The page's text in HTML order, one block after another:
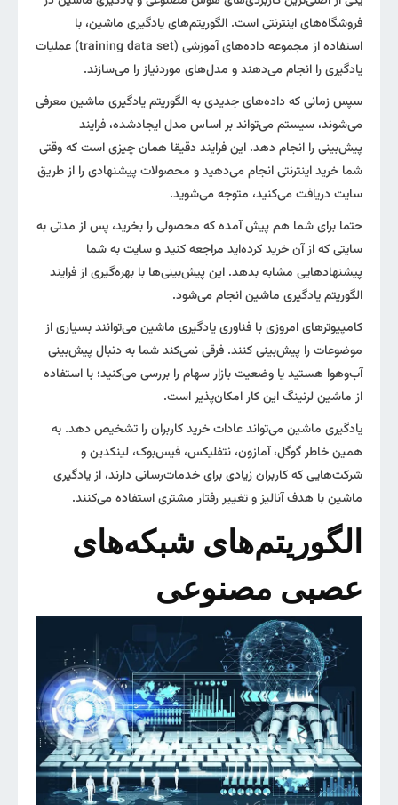
فروشگاه‌های اینترنتی است. الگوریتم‌های یادگیری ماشین، با
استفاده از مجموعه داده‌های آموزشی (training data set) عملیات
یادگیری را انجام می‌دهند و مدل‌های موردنیاز را می‌سازند.
سپس زمانی که داده‌های جدیدی به الگوریتم یادگیری ماشین معرفی
می‌شوند، سیستم می‌تواند بر اساس مدل ایجاد‌شده، فرایند
پیش‌بینی را انجام دهد. این فرایند دقیقا همان چیزی است که وقتی
شما خرید اینترنتی انجام می‌دهید و محصولات پیشنهادی را از طریق
سایت دریافت می‌کنید، متوجه می‌شوید.
حتما برای شما هم پیش آمده که محصولی را بخرید، پس از مدتی به
سایتی که از آن خرید کرده‌اید مراجعه کنید و سایت به شما
پیشنهادهایی مشابه بدهد. این پیش‌بینی‌ها با بهره‌گیری از فرایند
الگوریتم یادگیری ماشین انجام می‌شود.
کامپیوترهای امروزی با فناوری یادگیری ماشین می‌توانند بسیاری از
موضوعات را پیش‌بینی کنند. فرقی نمی‌کند شما به دنبال پیش‌بینی
آب‌وهوا هستید یا وضعیت بازار سهام را بررسی می‌کنید؛ با استفاده
از ماشین لرنینگ این کار امکان‌پذیر است.
یادگیری ماشین می‌تواند عادات خرید کاربران را تشخیص دهد. به
همین خاطر گوگل، آمازون، نتفلیکس، فیس‌بوک، لینکدین و
شرکت‌هایی که کاربران زیادی برای خدمات‌رسانی دارند، از یادگیری
ماشین با هدف آنالیز و تغییر رفتار مشتری استفاده می‌کنند.
الگوریتم‌های شبکه‌های
عصبی مصنوعی